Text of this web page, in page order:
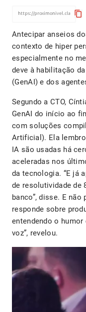
content_copy
Antecipar anseios
contexto de hiper
especialmente no
deve à habilitação
(GenAI) e dos
Segundo a CTO,
GenAI do início ao
com soluções
Artificial). Ela
IA são usadas há
aceleradas nos
da tecnologia. “E já
de resolutividade de
banco”, disse. E
responde sobre
entendendo o
voz”, revelou.